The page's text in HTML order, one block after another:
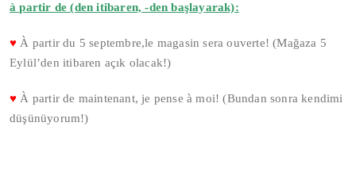
à partir de (den itibaren, -den başlayarak):
♥ À partir du 5 septembre,le magasin sera ouverte! (Mağaza 5
Eylül’den itibaren açık olacak!)
♥ À partir de maintenant, je pense à moi! (Bundan sonra kendimi
düşünüyorum!)